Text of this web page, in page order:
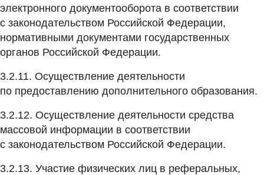
электронного документооборота в соответствии
с законодательством Российской Федерации,
нормативными документами государственных
органов Российской Федерации.
3.2.11. Осуществление деятельности
по предоставлению дополнительного образования.
3.2.12. Осуществление деятельности средства
массовой информации в соответствии
с законодательством Российской Федерации.
3.2.13. Участие физических лиц в реферальных,